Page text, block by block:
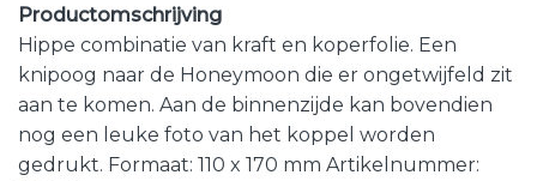
Productomschrijving
Hippe combinatie van kraft en koperfolie. Een
knipoog naar de Honeymoon die er ongetwijfeld zit
aan te komen. Aan de binnenzijde kan bovendien
nog een leuke foto van het koppel worden
gedrukt. Formaat: 110 x 170 mm Artikelnummer: